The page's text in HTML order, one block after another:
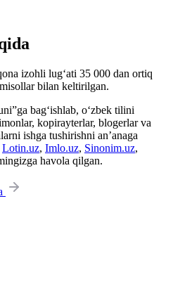
izohli lug‘ati 35 000 dan ortiq
bilan keltirilgan.
bag‘ishlab, o‘zbek tilini
kopirayterlar, blogerlar va
ishga tushirishni an’anaga
Lotin.uz, Imlo.uz, Sinonim.uz,
havola qilgan.